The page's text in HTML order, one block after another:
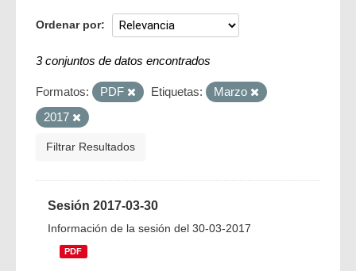
Ordenar por
3 conjuntos de datos encontrados
Formatos: PDF Etiquetas:
Marzo
2017
Filtrar Resultados
Sesión 2017-03-30
Información de la sesión del 30-03-2017
PDF